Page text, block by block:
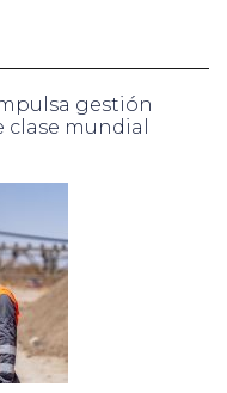
gestión
mundial